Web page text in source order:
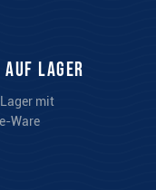
Lager
mit
Ware